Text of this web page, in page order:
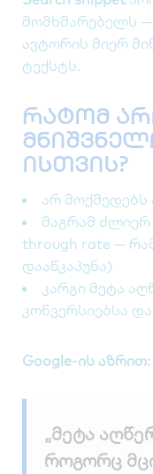
მომხმარებელს —
ავტორის მიერ
ტექსტს.
რატომ
ისთვის?
არ მოქმედებს
მაგრამ ძლიერ
through rate —
დააწკაპუნა)
კარგი მეტა
კონვერსიებსა
Google-ის აზრით:
„მეტა
როგორც